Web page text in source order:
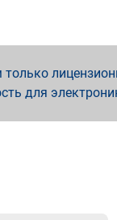
для